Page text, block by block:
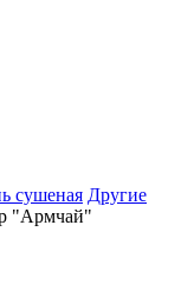
сушеная Другие
"Армчай"